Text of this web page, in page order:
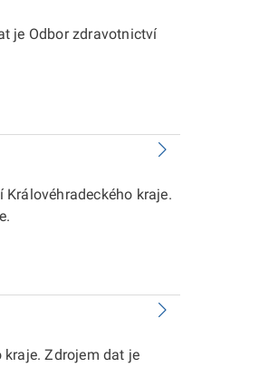
je Odbor zdravotnictví
kraje.
Zdrojem dat je